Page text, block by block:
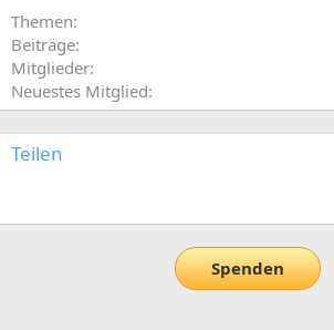
Themen
Beiträge
Mitglieder
Neuestes Mitglied
Teilen
Spenden